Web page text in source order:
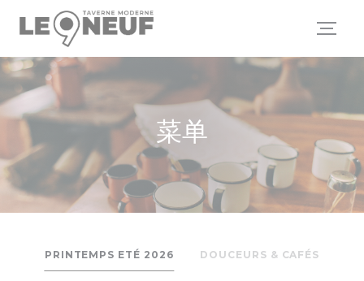
Cookie管理面板
菜单
PRINTEMPS ETÉ 2026 DOUCEURS & CAFÉS